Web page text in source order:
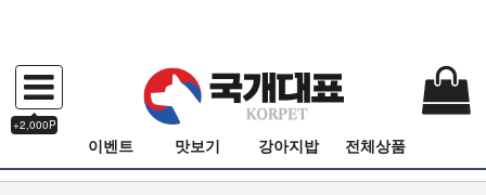
+2,000P
이벤트 맛보기 강아지밥 전체상품